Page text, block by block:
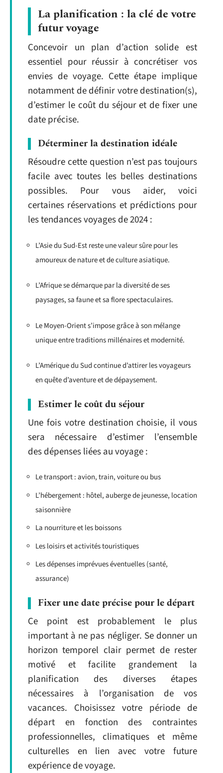
La planification : la clé de votre
futur voyage
Concevoir un plan d’action solide est
essentiel pour réussir à concrétiser vos
envies de voyage. Cette étape implique
notamment de définir votre destination(s),
d’estimer le coût du séjour et de fixer une
date précise.
Déterminer la destination idéale
Résoudre cette question n’est pas toujours
facile avec toutes les belles destinations
possibles. Pour vous aider, voici
certaines réservations et prédictions pour
les tendances voyages de 2024 :
L’Asie du Sud-Est reste une valeur sûre pour les
amoureux de nature et de culture asiatique.
L’Afrique se démarque par la diversité de ses
paysages, sa faune et sa flore spectaculaires.
Le Moyen-Orient s’impose grâce à son mélange
unique entre traditions millénaires et modernité.
L’Amérique du Sud continue d’attirer les voyageurs
en quête d’aventure et de dépaysement.
Estimer le coût du séjour
Une fois votre destination choisie, il vous
sera nécessaire d’estimer l’ensemble
des dépenses liées au voyage :
Le transport : avion, train, voiture ou bus
L’hébergement : hôtel, auberge de jeunesse, location
saisonnière
La nourriture et les boissons
Les loisirs et activités touristiques
Les dépenses imprévues éventuelles (santé,
assurance)
Fixer une date précise pour le départ
Ce point est probablement le plus
important à ne pas négliger. Se donner un
horizon temporel clair permet de rester
motivé et facilite grandement la
planification des diverses étapes
nécessaires à l’organisation de vos
vacances. Choisissez votre période de
départ en fonction des contraintes
professionnelles, climatiques et même
culturelles en lien avec votre future
expérience de voyage.